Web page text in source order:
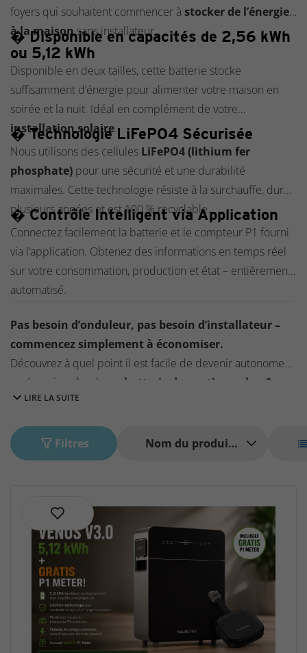
foyers qui souhaitent commencer à stocker de l’énergie
à la maisonsans installateur.
� Disponible en capacités de 2,56 kWh
ou 5,12 kWh
Disponible en deux tailles, cette batterie stocke
suffisamment d’énergie pour alimenter votre maison en
soirée et la nuit. Idéal en complément de votre
installation solaire.
� Technologie LiFePO4 Sécurisée
Nous utilisons des cellules LiFePO4 (lithium fer
phosphate) pour une sécurité et une durabilité
maximales. Cette technologie résiste à la surchauffe, dure
plusieurs années et est 100 % recyclable.
� Contrôle Intelligent via Application
Connectez facilement la batterie et le compteur P1 fourni
via l’application. Obtenez des informations en temps réel
sur votre consommation, production et état – entièrement
automatisé.
Pas besoin d’onduleur, pas besoin d’installateur –
commencez simplement à économiser.
Découvrez à quel point il est facile de devenir autonome
en énergie grâce à une batterie domestique plug &
play.
LIRE LA SUITE
Filtres